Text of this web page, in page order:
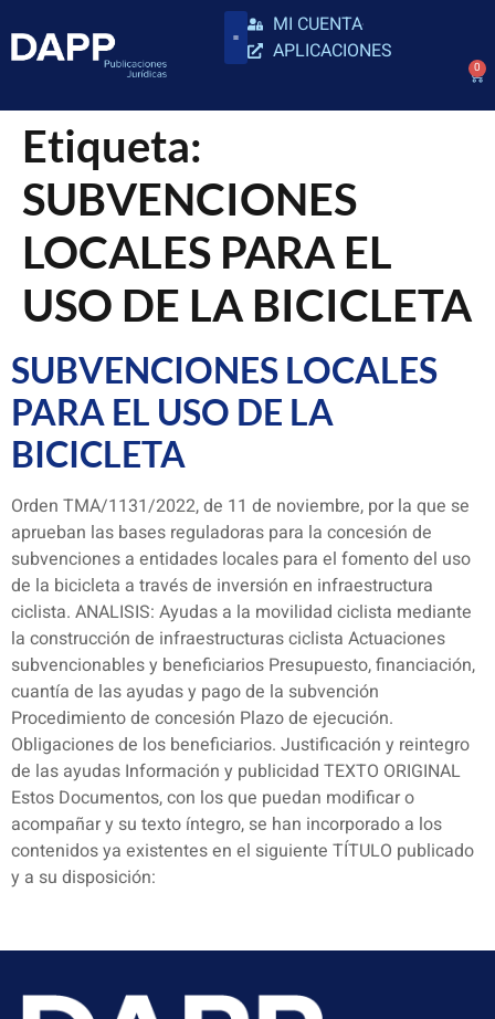
MI CUENTA
APLICACIONES
0
Etiqueta:
SUBVENCIONES
LOCALES PARA EL
USO DE LA BICICLETA
SUBVENCIONES LOCALES
PARA EL USO DE LA
BICICLETA
Orden TMA/1131/2022, de 11 de noviembre, por la que se
aprueban las bases reguladoras para la concesión de
subvenciones a entidades locales para el fomento del uso
de la bicicleta a través de inversión en infraestructura
ciclista. ANALISIS: Ayudas a la movilidad ciclista mediante
la construcción de infraestructuras ciclista Actuaciones
subvencionables y beneficiarios Presupuesto, financiación,
cuantía de las ayudas y pago de la subvención
Procedimiento de concesión Plazo de ejecución.
Obligaciones de los beneficiarios. Justificación y reintegro
de las ayudas Información y publicidad TEXTO ORIGINAL
Estos Documentos, con los que puedan modificar o
acompañar y su texto íntegro, se han incorporado a los
contenidos ya existentes en el siguiente TÍTULO publicado
y a su disposición: